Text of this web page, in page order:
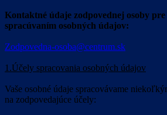
Kontaktné údaje zodpovednej osoby
spracúvaním osobných údajov:
Zodpovedna-osoba@centrum.sk
1.Účely spracovania osobných údajov
Vaše osobné údaje spracovávame
na zodpovedajúce účely: